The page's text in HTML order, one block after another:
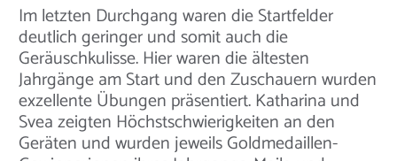
Im letzten Durchgang waren die Startfelder
deutlich geringer und somit auch die
Geräuschkulisse. Hier waren die ältesten
Jahrgänge am Start und den Zuschauern wurden
exzellente Übungen präsentiert. Katharina und
Svea zeigten Höchstschwierigkeiten an den
Geräten und wurden jeweils Goldmedaillen-